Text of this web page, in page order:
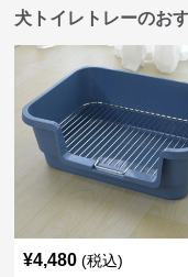
犬トイレトレーのお
¥4,480 (税込)